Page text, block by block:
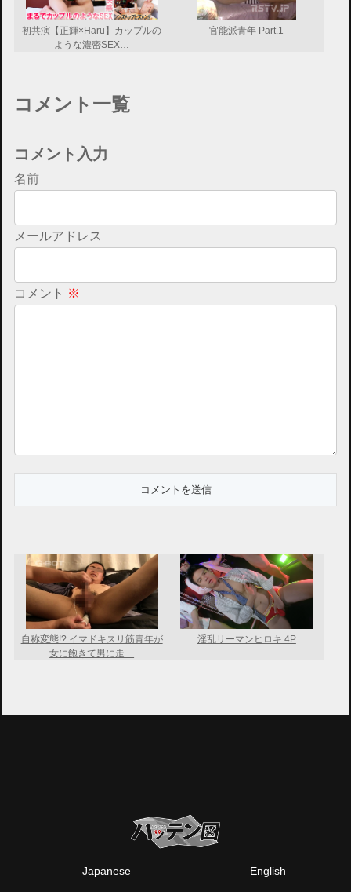
初共演【正輝×Haru】カップルの
ような濃密SEX…
官能派青年 Part.1
コメント一覧
コメント入力
名前
メールアドレス
コメント ※
自称変態!? イマドキスリ筋青年が
女に飽きて男に走…
淫乱リーマンヒロキ 4P
Japanese English